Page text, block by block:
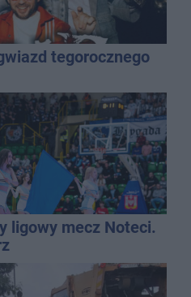
tegorocznego
ligowy mecz Noteci.